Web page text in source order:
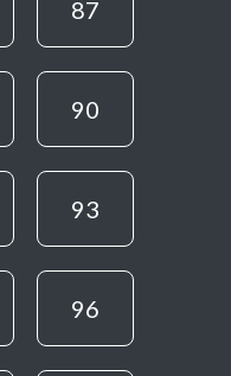
87
90
93
96